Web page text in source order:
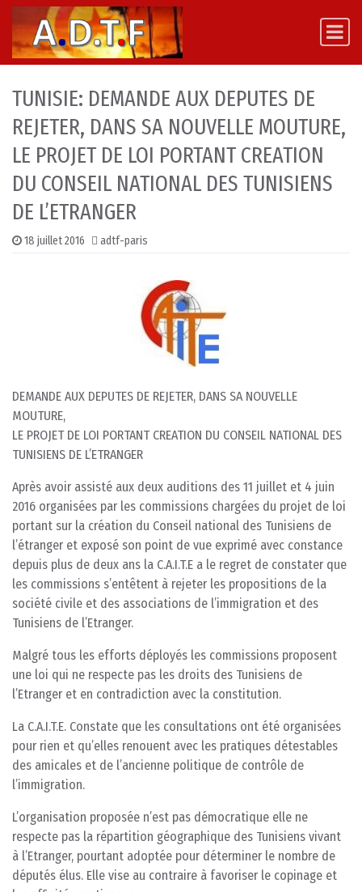
Skip to content
Main Navigation
TUNISIE: DEMANDE AUX DEPUTES DE
REJETER, DANS SA NOUVELLE MOUTURE,
LE PROJET DE LOI PORTANT CREATION
DU CONSEIL NATIONAL DES TUNISIENS
DE L’ETRANGER
18 juillet 2016 adtf-paris
DEMANDE AUX DEPUTES DE REJETER, DANS SA NOUVELLE
MOUTURE,
LE PROJET DE LOI PORTANT CREATION DU CONSEIL NATIONAL DES
TUNISIENS DE L’ETRANGER
Après avoir assisté aux deux auditions des 11 juillet et 4 juin
2016 organisées par les commissions chargées du projet de loi
portant sur la création du Conseil national des Tunisiens de
l’étranger et exposé son point de vue exprimé avec constance
depuis plus de deux ans la C.A.I.T.E a le regret de constater que
les commissions s’entêtent à rejeter les propositions de la
société civile et des associations de l’immigration et des
Tunisiens de l’Etranger.
Malgré tous les efforts déployés les commissions proposent
une loi qui ne respecte pas les droits des Tunisiens de
l’Etranger et en contradiction avec la constitution.
La C.A.I.T.E. Constate que les consultations ont été organisées
pour rien et qu’elles renouent avec les pratiques détestables
des amicales et de l’ancienne politique de contrôle de
l’immigration.
L’organisation proposée n’est pas démocratique elle ne
respecte pas la répartition géographique des Tunisiens vivant
à l’Etranger, pourtant adoptée pour déterminer le nombre de
députés élus. Elle vise au contraire à favoriser le copinage et